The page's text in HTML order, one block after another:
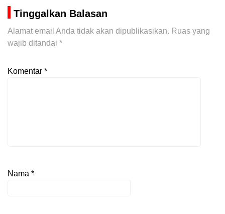
Tinggalkan Balasan
Alamat email Anda tidak akan dipublikasikan. Ruas yang
wajib ditandai *
Komentar *
Nama *